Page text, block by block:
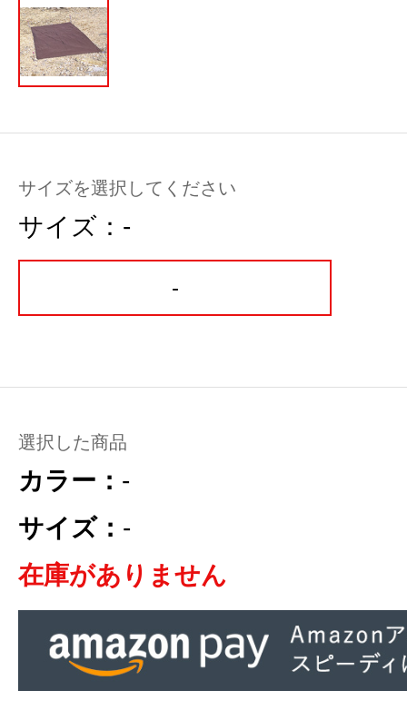
サイズを選択してください
サイズ： -
-
選択した商品
カラー： -
サイズ： -
在庫がありません